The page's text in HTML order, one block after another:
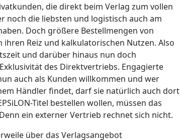
die direkt beim Verlag zum vollen
noch die liebsten und logistisch auch am
Doch größere Bestellmengen von
ihren Reiz und kalkulatorischen Nutzen. Also
und darüber hinaus nun doch
des Direktvertriebs. Engagierte
auch als Kunden willkommen und wer
Händler findet, darf sie natürlich auch dort
Titel bestellen wollen, müssen das
ein externer Vertrieb rechnet sich nicht.
über das Verlagsangebot